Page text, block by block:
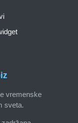
vremenske
sveta.